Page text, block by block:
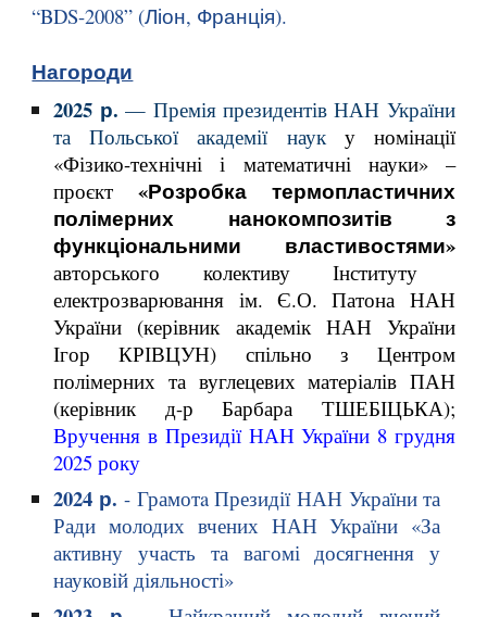
“BDS-2008” (Ліон, Франція).
Нагороди
2025 р. — Премія президентів НАН України
та Польської академії наук у номінації
«Фізико-технічні і математичні науки» –
проєкт «Розробка термопластичних
полімерних нанокомпозитів з
функціональними властивостями»
авторського колективу Інституту
електрозварювання ім. Є.О. Патона НАН
України (керівник академік НАН України
Ігор КРІВЦУН) спільно з Центром
полімерних та вуглецевих матеріалів ПАН
(керівник д-р Барбара ТШЕБІЦЬКА);
Вручення в Президії НАН України 8 грудня
2025 року
2024 р. - Грамотa Президії НАН України та
Ради молодих вчених НАН України «За
активну участь та вагомі досягнення у
науковій діяльності»